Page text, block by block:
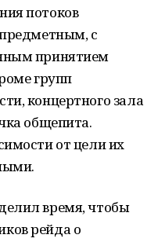
потоков
с
принятием
групп
концертного зала
общепита.
от цели их
время, чтобы
рейда о